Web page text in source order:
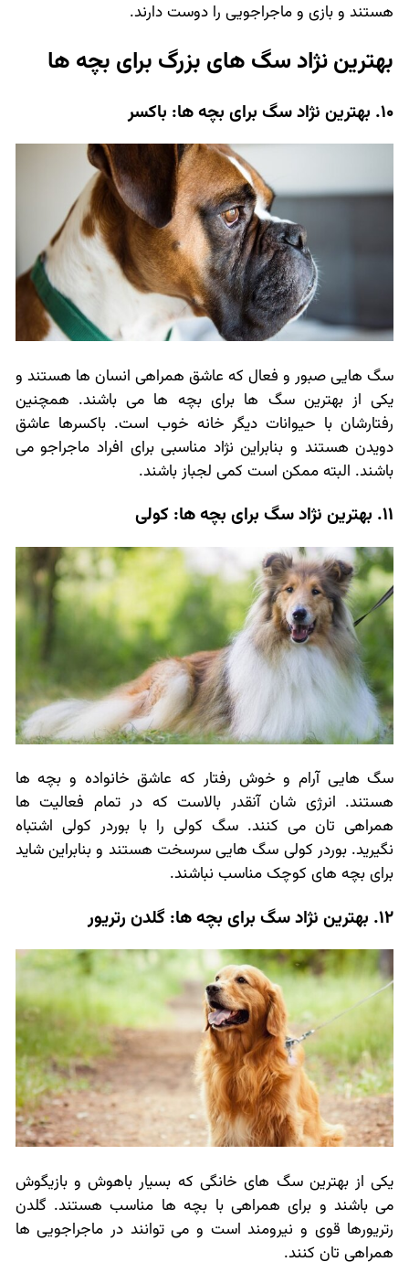
هستند و بازی و ماجراجویی را دوست دارند.
بهترین نژاد سگ های بزرگ برای بچه ها
10. بهترین نژاد سگ برای بچه ها: باکسر
سگ هایی صبور و فعال که عاشق همراهی انسان ها هستند و
یکی از بهترین سگ ها برای بچه ها می باشند. همچنین
رفتارشان با حیوانات دیگر خانه خوب است. باکسرها عاشق
دویدن هستند و بنابراین نژاد مناسبی برای افراد ماجراجو می
باشند. البته ممکن است کمی لجباز باشند.
11. بهترین نژاد سگ برای بچه ها: کولی
سگ هایی آرام و خوش رفتار که عاشق خانواده و بچه ها
هستند. انرژی شان آنقدر بالاست که در تمام فعالیت ها
همراهی تان می کنند. سگ کولی را با بوردر کولی اشتباه
نگیرید. بوردر کولی سگ هایی سرسخت هستند و بنابراین شاید
برای بچه های کوچک مناسب نباشند.
12. بهترین نژاد سگ برای بچه ها: گلدن رتریور
یکی از بهترین سگ های خانگی که بسیار باهوش و بازیگوش
می باشند و برای همراهی با بچه ها مناسب هستند. گلدن
رتریورها قوی و نیرومند است و می توانند در ماجراجویی ها
همراهی تان کنند.